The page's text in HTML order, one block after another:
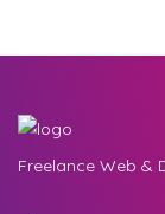
Freelance Web &